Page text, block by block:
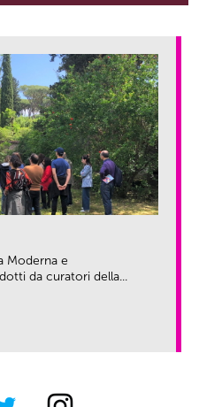
Moderna e
da curatori della...